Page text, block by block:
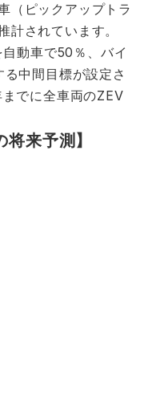
（ピックアップトラ
計されています。
動車で50％、バイ
中間目標が設定さ
でに全車両のZEV
将来予測】